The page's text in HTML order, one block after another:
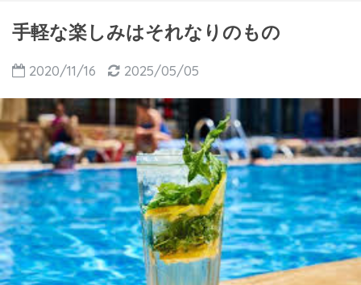
手軽な楽しみはそれなりのもの
2020/11/16 2025/05/05